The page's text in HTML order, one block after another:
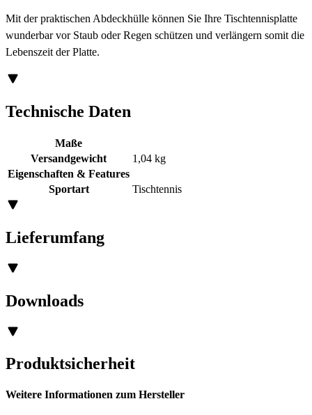
Mit der praktischen Abdeckhülle können Sie Ihre Tischtennisplatte
wunderbar vor Staub oder Regen schützen und verlängern somit die
Lebenszeit der Platte.
Technische Daten
Maße
Versandgewicht
1,04 kg
Eigenschaften & Features
Sportart
Tischtennis
Lieferumfang
Downloads
Produktsicherheit
Weitere Informationen zum Hersteller